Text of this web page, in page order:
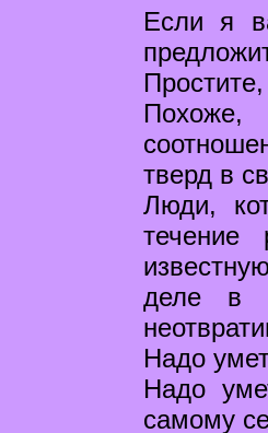
Если я
Похоже,
тверд в
Люди,
течение
деле в
Надо
Надо
самому